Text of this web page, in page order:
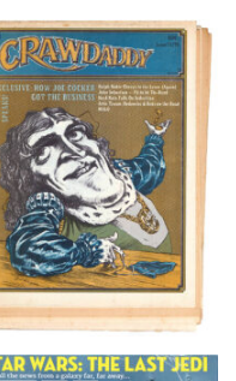
Crawdaddy – June/11/72